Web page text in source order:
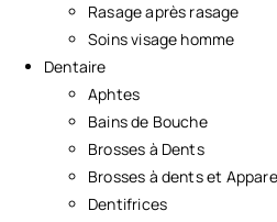
Rasage après rasage
Soins visage homme
Dentaire
Aphtes
Bains de Bouche
Brosses à Dents
Brosses à dents et
Dentifrices